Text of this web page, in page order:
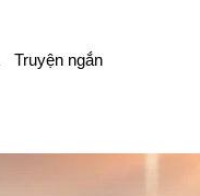
Truyện ngắn